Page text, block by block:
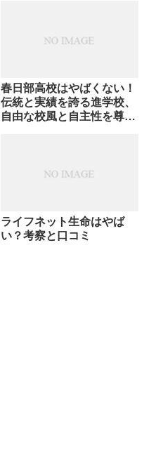
春日部高校はやばくない！
伝統と実績を誇る進学校、
自由な校風と自主性を尊重
ライフネット生命はやば
い？考察と口コミ